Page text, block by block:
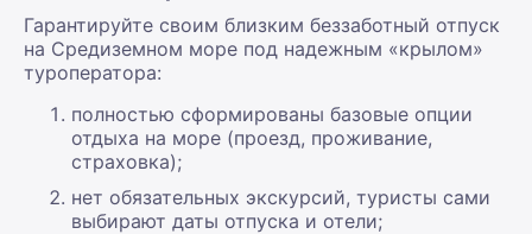
Гарантируйте своим близким беззаботный отпуск
на Средиземном море под надежным «крылом»
туроператора:
полностью сформированы базовые опции
отдыха на море (проезд, проживание,
страховка);
нет обязательных экскурсий, туристы сами
выбирают даты отпуска и отели;